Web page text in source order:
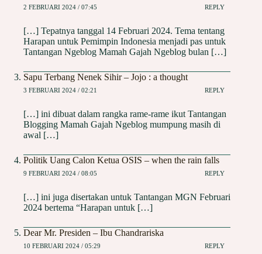
2 FEBRUARI 2024 / 07:45 REPLY
[…] Tepatnya tanggal 14 Februari 2024. Tema tentang
Harapan untuk Pemimpin Indonesia menjadi pas untuk
Tantangan Ngeblog Mamah Gajah Ngeblog bulan […]
Sapu Terbang Nenek Sihir – Jojo : a thought
3 FEBRUARI 2024 / 02:21 REPLY
[…] ini dibuat dalam rangka rame-rame ikut Tantangan
Blogging Mamah Gajah Ngeblog mumpung masih di
awal […]
Politik Uang Calon Ketua OSIS – when the rain falls
9 FEBRUARI 2024 / 08:05 REPLY
[…] ini juga disertakan untuk Tantangan MGN Februari
2024 bertema “Harapan untuk […]
Dear Mr. Presiden – Ibu Chandrariska
10 FEBRUARI 2024 / 05:29 REPLY